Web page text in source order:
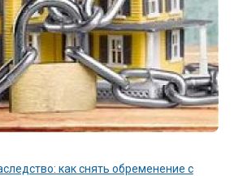
как снять обременение с